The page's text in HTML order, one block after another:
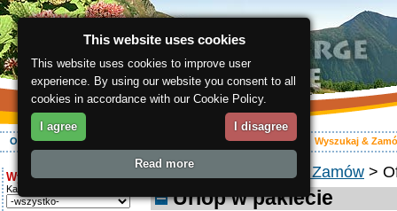
O regionie Aktywnie Zakwaterowanie Wyszukaj &
Wyszukiwanie:
Kategoria
ergis.cz Wyszukaj & Zamów >
Urlop w pakiecie
This website uses cookies
This website uses cookies to improve user
experience. By using our website you consent to all
cookies in accordance with our Cookie Policy.
I agree I disagree
Read more